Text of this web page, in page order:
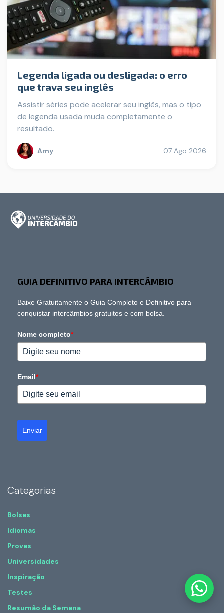
Legenda ligada ou desligada: o erro
que trava seu inglês
Assistir séries pode acelerar seu inglês, mas o tipo
de legenda usada muda completamente o
resultado.
Amy 07 Ago 2026
GUIA DEFINITIVO PARA INTERCÂMBIO
Baixe Gratuitamente o Guia Completo e Definitivo para
conquistar intercâmbios gratuitos e com bolsa.
Nome completo*
Email*
Enviar
Categorias
Bolsas
Idiomas
Provas
Universidades
Inspiração
Testes
Resumão da Semana